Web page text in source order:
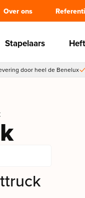
Over ons
Stapelaars
door heel de Benelux